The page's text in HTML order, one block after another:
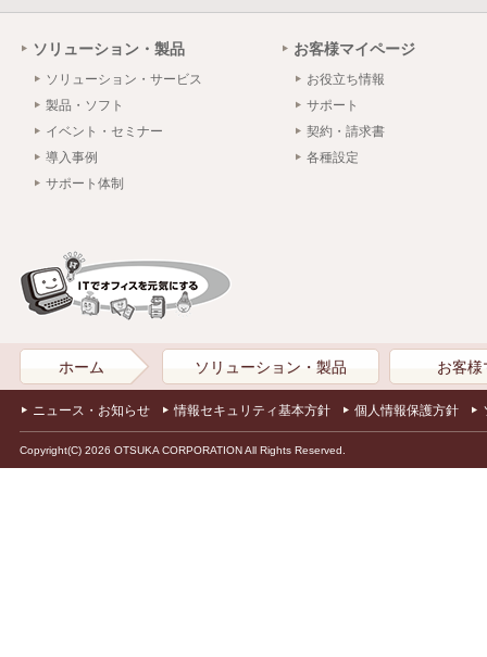
ソリューション・製品
ソリューション・サービス
製品・ソフト
イベント・セミナー
導入事例
サポート体制
お客様マイページ
お役立ち情報
サポート
契約・請求書
各種設定
ホーム ソリューション・製品 お客様
ニュース・お知らせ 情報セキュリティ基本方針 個人情報保護方針
Copyright(C) 2026 OTSUKA CORPORATION All Rights Reserved.